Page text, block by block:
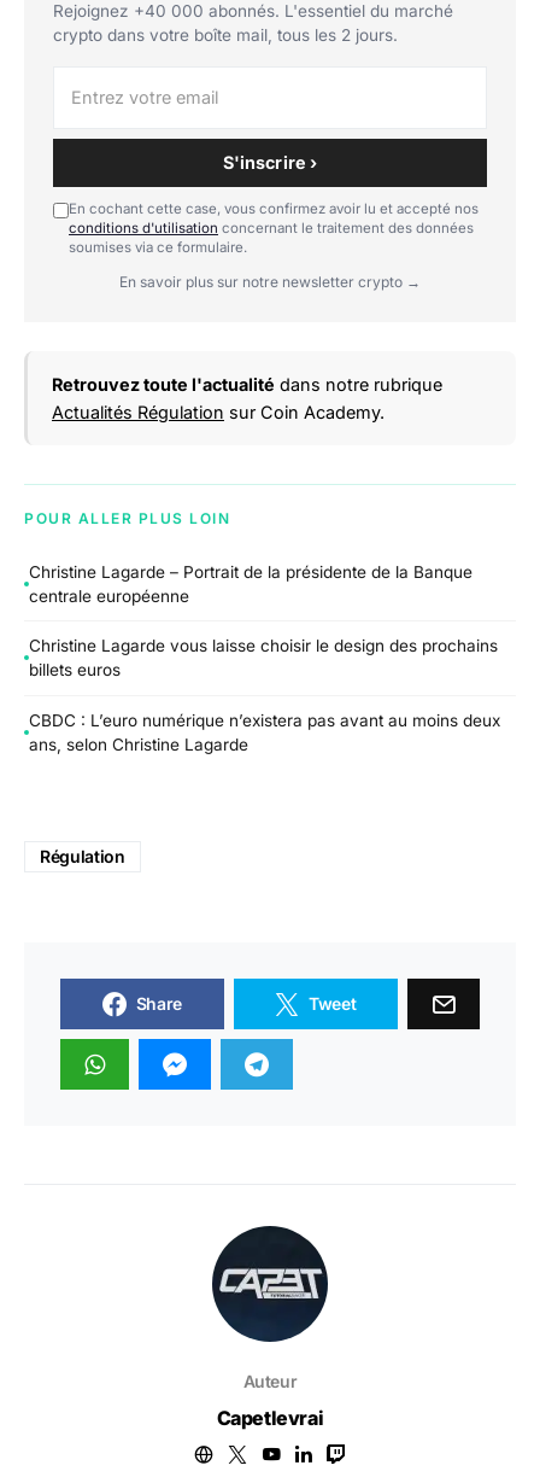
Rejoignez +40 000 abonnés. L'essentiel du marché
crypto dans votre boîte mail, tous les 2 jours.
S'inscrire ›
En cochant cette case, vous confirmez avoir lu et accepté nos
conditions d'utilisation concernant le traitement des données
soumises via ce formulaire.
En savoir plus sur notre newsletter crypto →
Retrouvez toute l'actualité dans notre rubrique
Actualités Régulation sur Coin Academy.
POUR ALLER PLUS LOIN
Christine Lagarde – Portrait de la présidente de la Banque
centrale européenne
Christine Lagarde vous laisse choisir le design des prochains
billets euros
CBDC : L’euro numérique n’existera pas avant au moins deux
ans, selon Christine Lagarde
Régulation
Share Tweet
Auteur
Capetlevrai